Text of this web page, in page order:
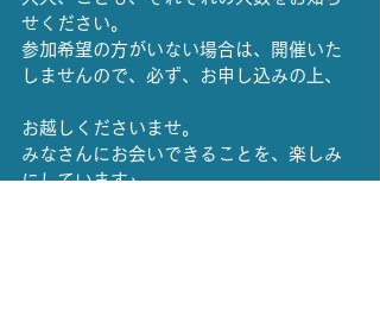
せください。
参加希望の方がいない場合は、開催いた
しませんので、必ず、お申し込みの上、
お越しくださいませ。
みなさんにお会いできることを、楽しみ
にしています♪